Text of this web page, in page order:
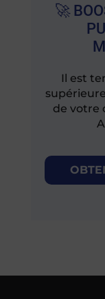
🚀
Il est
de votre